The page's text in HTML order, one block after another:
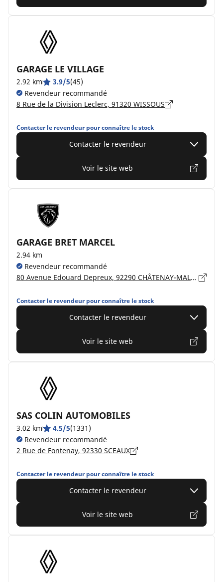
GARAGE LE VILLAGE
2.92 km 3.9/5(45)
Revendeur recommandé
8 Rue de la Division Leclerc, 91320 WISSOUS
Contacter le revendeur pour connaître le stock
Contacter le revendeur
Voir le site web
GARAGE BRET MARCEL
2.94 km
Revendeur recommandé
80 Avenue Edouard Depreux, 92290 CHÂTENAY-MALABRY
Contacter le revendeur pour connaître le stock
Contacter le revendeur
Voir le site web
SAS COLIN AUTOMOBILES
3.02 km 4.5/5(1331)
Revendeur recommandé
2 Rue de Fontenay, 92330 SCEAUX
Contacter le revendeur pour connaître le stock
Contacter le revendeur
Voir le site web